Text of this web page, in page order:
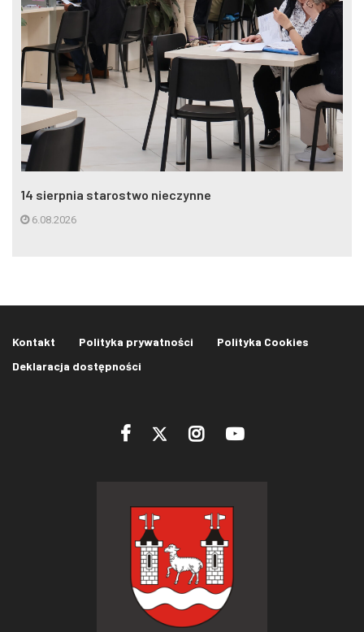
14 sierpnia starostwo nieczynne
6.08.2026
Kontakt Polityka prywatności
Polityka Cookies
Deklaracja dostępności